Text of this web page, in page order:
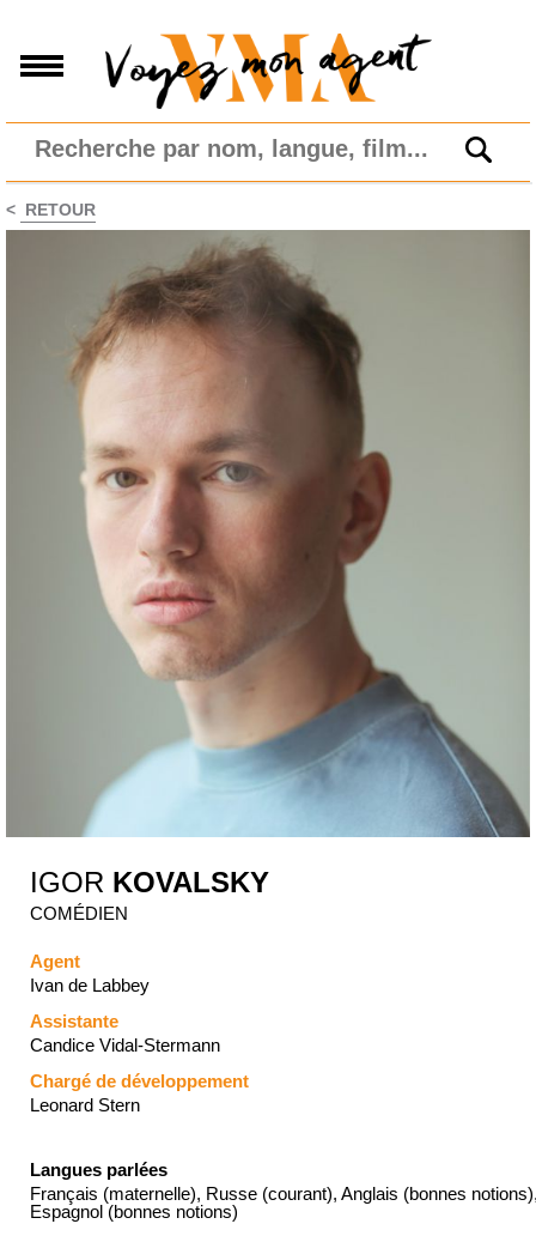
< RETOUR
IGOR KOVALSKY
COMÉDIEN
Agent
Ivan de Labbey
Assistante
Candice Vidal-Stermann
Chargé de développement
Leonard Stern
Langues parlées
Français (maternelle), Russe (courant), Anglais (bonnes
Espagnol (bonnes notions)